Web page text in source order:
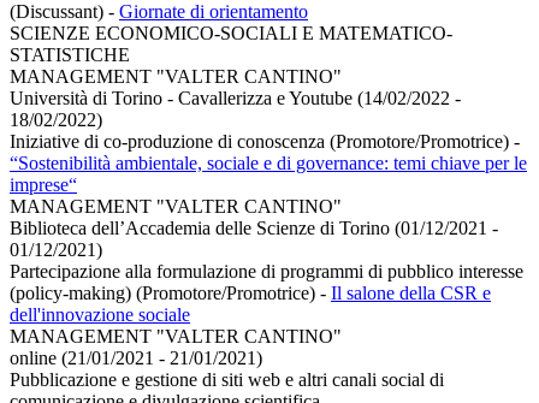
(Discussant) - Giornate di orientamento
SCIENZE ECONOMICO-SOCIALI E MATEMATICO-
STATISTICHE
MANAGEMENT "VALTER CANTINO"
Università di Torino - Cavallerizza e Youtube (14/02/2022 -
18/02/2022)
Iniziative di co-produzione di conoscenza (Promotore/Promotrice) -
“Sostenibilità ambientale, sociale e di governance: temi chiave per le
imprese“
MANAGEMENT "VALTER CANTINO"
Biblioteca dell’Accademia delle Scienze di Torino (01/12/2021 -
01/12/2021)
Partecipazione alla formulazione di programmi di pubblico interesse
(policy-making) (Promotore/Promotrice) - Il salone della CSR e
dell'innovazione sociale
MANAGEMENT "VALTER CANTINO"
online (21/01/2021 - 21/01/2021)
Pubblicazione e gestione di siti web e altri canali social di